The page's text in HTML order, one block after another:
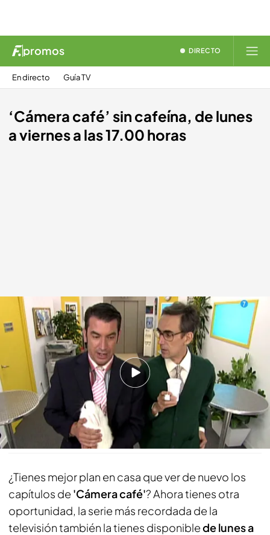
promos DIRECTO
En directo Guía TV
‘Cámera café’ sin cafeína, de lunes
a viernes a las 17.00 horas
Jesús Quesada y Julián
fdf.es
13 ABR 2020 - 19:18h.
También los sábados y los domingos a las 13.30
horas
Compartir
¿Tienes mejor plan en casa que ver de nuevo los
capítulos de 'Cámera café'? Ahora tienes otra
oportunidad, la serie más recordada de la
televisión también la tienes disponiblede lunes a